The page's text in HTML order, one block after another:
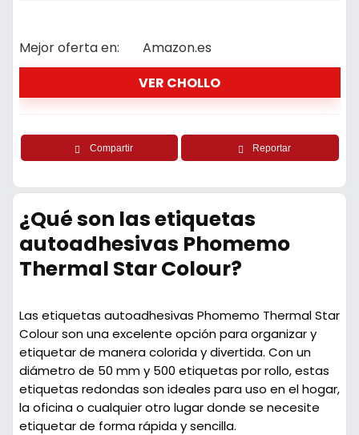
Mejor oferta en:
Amazon.es
VER CHOLLO
Compartir Reportar
¿Qué son las etiquetas
autoadhesivas Phomemo
Thermal Star Colour?
Las etiquetas autoadhesivas Phomemo Thermal Star
Colour son una excelente opción para organizar y
etiquetar de manera colorida y divertida. Con un
diámetro de 50 mm y 500 etiquetas por rollo, estas
etiquetas redondas son ideales para uso en el hogar,
la oficina o cualquier otro lugar donde se necesite
etiquetar de forma rápida y sencilla.